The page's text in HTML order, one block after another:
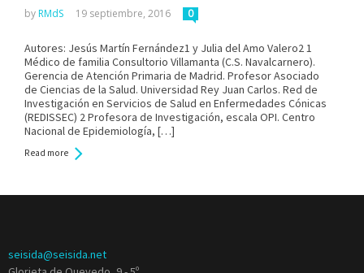
by RMdS 19 septiembre, 2016 0
Autores: Jesús Martín Fernández1 y Julia del Amo Valero2 1
Médico de familia Consultorio Villamanta (C.S. Navalcarnero).
Gerencia de Atención Primaria de Madrid. Profesor Asociado
de Ciencias de la Salud. Universidad Rey Juan Carlos. Red de
Investigación en Servicios de Salud en Enfermedades Cónicas
(REDISSEC) 2 Profesora de Investigación, escala OPI. Centro
Nacional de Epidemiología, […]
Read more
seisida@seisida.net